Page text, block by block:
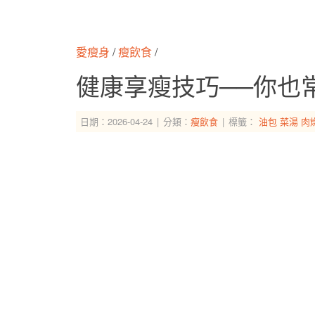
愛瘦身 /瘦飲食/
健康享瘦技巧──你也
日期：2026-04-24 分類： 瘦飲食 標籤： 油包 菜湯 肉